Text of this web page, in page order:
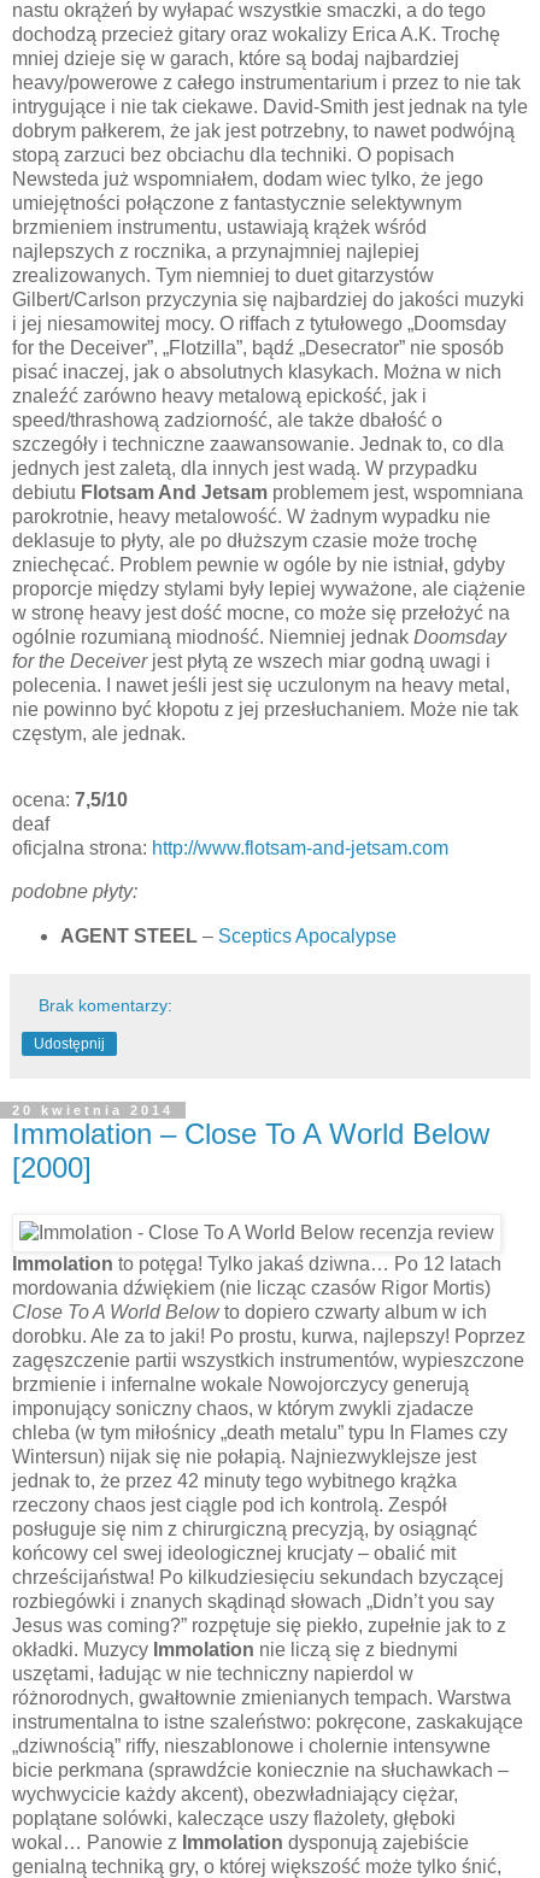
nastu okrążeń by wyłapać wszystkie smaczki, a do tego
dochodzą przecież gitary oraz wokalizy Erica A.K. Trochę
mniej dzieje się w garach, które są bodaj najbardziej
heavy/powerowe z całego instrumentarium i przez to nie tak
intrygujące i nie tak ciekawe. David-Smith jest jednak na tyle
dobrym pałkerem, że jak jest potrzebny, to nawet podwójną
stopą zarzuci bez obciachu dla techniki. O popisach
Newsteda już wspomniałem, dodam wiec tylko, że jego
umiejętności połączone z fantastycznie selektywnym
brzmieniem instrumentu, ustawiają krążek wśród
najlepszych z rocznika, a przynajmniej najlepiej
zrealizowanych. Tym niemniej to duet gitarzystów
Gilbert/Carlson przyczynia się najbardziej do jakości muzyki
i jej niesamowitej mocy. O riffach z tytułowego „Doomsday
for the Deceiver”, „Flotzilla”, bądź „Desecrator” nie sposób
pisać inaczej, jak o absolutnych klasykach. Można w nich
znaleźć zarówno heavy metalową epickość, jak i
speed/thrashową zadziorność, ale także dbałość o
szczegóły i techniczne zaawansowanie. Jednak to, co dla
jednych jest zaletą, dla innych jest wadą. W przypadku
debiutu Flotsam And Jetsam problemem jest, wspomniana
parokrotnie, heavy metalowość. W żadnym wypadku nie
deklasuje to płyty, ale po dłuższym czasie może trochę
zniechęcać. Problem pewnie w ogóle by nie istniał, gdyby
proporcje między stylami były lepiej wyważone, ale ciążenie
w stronę heavy jest dość mocne, co może się przełożyć na
ogólnie rozumianą miodność. Niemniej jednak Doomsday
for the Deceiverjest płytą ze wszech miar godną uwagi i
polecenia. I nawet jeśli jest się uczulonym na heavy metal,
nie powinno być kłopotu z jej przesłuchaniem. Może nie tak
częstym, ale jednak.
ocena: 7,5/10
deaf
oficjalna strona: http://www.flotsam-and-jetsam.com
podobne płyty:
AGENT STEEL– Sceptics Apocalypse
Brak komentarzy:
Udostępnij
20 kwietnia 2014
Immolation – Close To A World Below
[2000]
Immolation to potęga! Tylko jakaś dziwna… Po 12 latach
mordowania dźwiękiem (nie licząc czasów Rigor Mortis)
Close To A World Belowto dopiero czwarty album w ich
dorobku. Ale za to jaki! Po prostu, kurwa, najlepszy! Poprzez
zagęszczenie partii wszystkich instrumentów, wypieszczone
brzmienie i infernalne wokale Nowojorczycy generują
imponujący soniczny chaos, w którym zwykli zjadacze
chleba (w tym miłośnicy „death metalu” typu In Flames czy
Wintersun) nijak się nie połapią. Najniezwyklejsze jest
jednak to, że przez 42 minuty tego wybitnego krążka
rzeczony chaos jest ciągle pod ich kontrolą. Zespół
posługuje się nim z chirurgiczną precyzją, by osiągnąć
końcowy cel swej ideologicznej krucjaty – obalić mit
chrześcijaństwa! Po kilkudziesięciu sekundach bzyczącej
rozbiegówki i znanych skądinąd słowach „Didn’t you say
Jesus was coming?” rozpętuje się piekło, zupełnie jak to z
okładki. Muzycy Immolation nie liczą się z biednymi
uszętami, ładując w nie techniczny napierdol w
różnorodnych, gwałtownie zmienianych tempach. Warstwa
instrumentalna to istne szaleństwo: pokręcone, zaskakujące
„dziwnością” riffy, nieszablonowe i cholernie intensywne
bicie perkmana (sprawdźcie koniecznie na słuchawkach –
wychwycicie każdy akcent), obezwładniający ciężar,
poplątane solówki, kaleczące uszy flażolety, głęboki
wokal… Panowie z Immolation dysponują zajebiście
genialną techniką gry, o której większość może tylko śnić,